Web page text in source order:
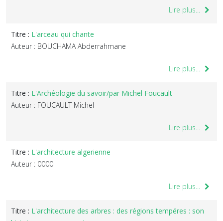
Lire plus...
Titre : L'arceau qui chante
Auteur : BOUCHAMA Abderrahmane
Lire plus...
Titre : L'Archéologie du savoir/par Michel Foucault
Auteur : FOUCAULT Michel
Lire plus...
Titre : L'architecture algerienne
Auteur : 0000
Lire plus...
Titre : L'architecture des arbres : des régions tempéres : son